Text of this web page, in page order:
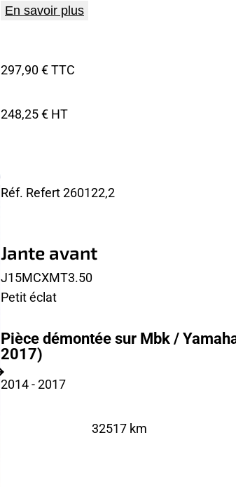
En savoir plus
297,90 € TTC
248,25 € HT
Réf. Refert260122,2
Jante avant
J15MCXMT3.50
Petit éclat
Pièce démontée sur Mbk /
2017)
2014- 2017
32517 km